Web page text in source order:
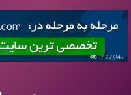
7359347